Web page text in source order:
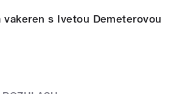
vakeren s Ivetou Demeterovou